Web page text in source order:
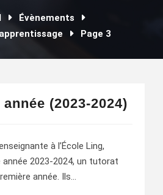
Évènements
Page 3
(2023-2024)
à l’École Ling,
2023-2024, un tutorat
année. Ils…